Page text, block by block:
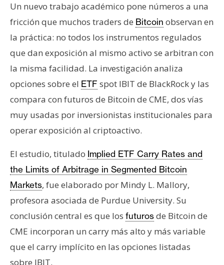
s
i
s
N
o
a
s
d
P
r
e
n
s
a
T
Un nuevo trabajo académico pone números a una
fricción que muchos traders de Bitcoin observan en
la práctica: no todos los instrumentos regulados
que dan exposición al mismo activo se arbitran con
la misma facilidad. La investigación analiza
opciones sobre el ETF spot IBIT de BlackRock y las
compara con futuros de Bitcoin de CME, dos vías
muy usadas por inversionistas institucionales para
operar exposición al criptoactivo.
El estudio, titulado Implied ETF Carry Rates and
the Limits of Arbitrage in Segmented Bitcoin
Markets, fue elaborado por Mindy L. Mallory,
profesora asociada de Purdue University. Su
conclusión central es que los futurosde Bitcoin de
CME incorporan un carry más alto y más variable
que el carry implícito en las opciones listadas
sobre IBIT.